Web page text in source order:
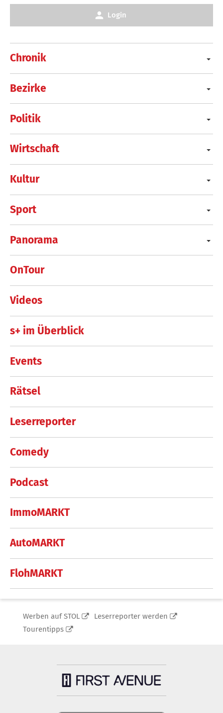
Chronik
Bezirke
Politik
Wirtschaft
Kultur
Sport
Panorama
OnTour
Videos
s+ im Überblick
Events
Rätsel
Leserreporter
Comedy
Podcast
ImmoMARKT
AutoMARKT
FlohMARKT
Login
Werben auf STOL
Leserreporter werden
Tourentipps